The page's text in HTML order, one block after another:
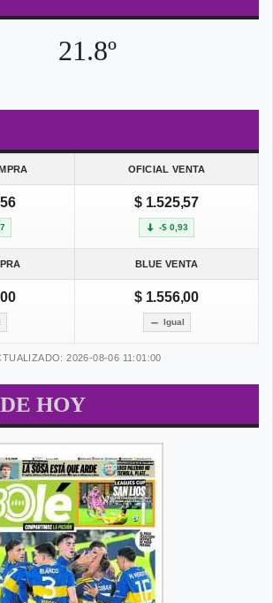
21.8º
OFICIAL VENTA
$ 1.525,57
-$ 0,93
BLUE VENTA
$ 1.556,00
Igual
2026-08-06 11:01:00
HOY